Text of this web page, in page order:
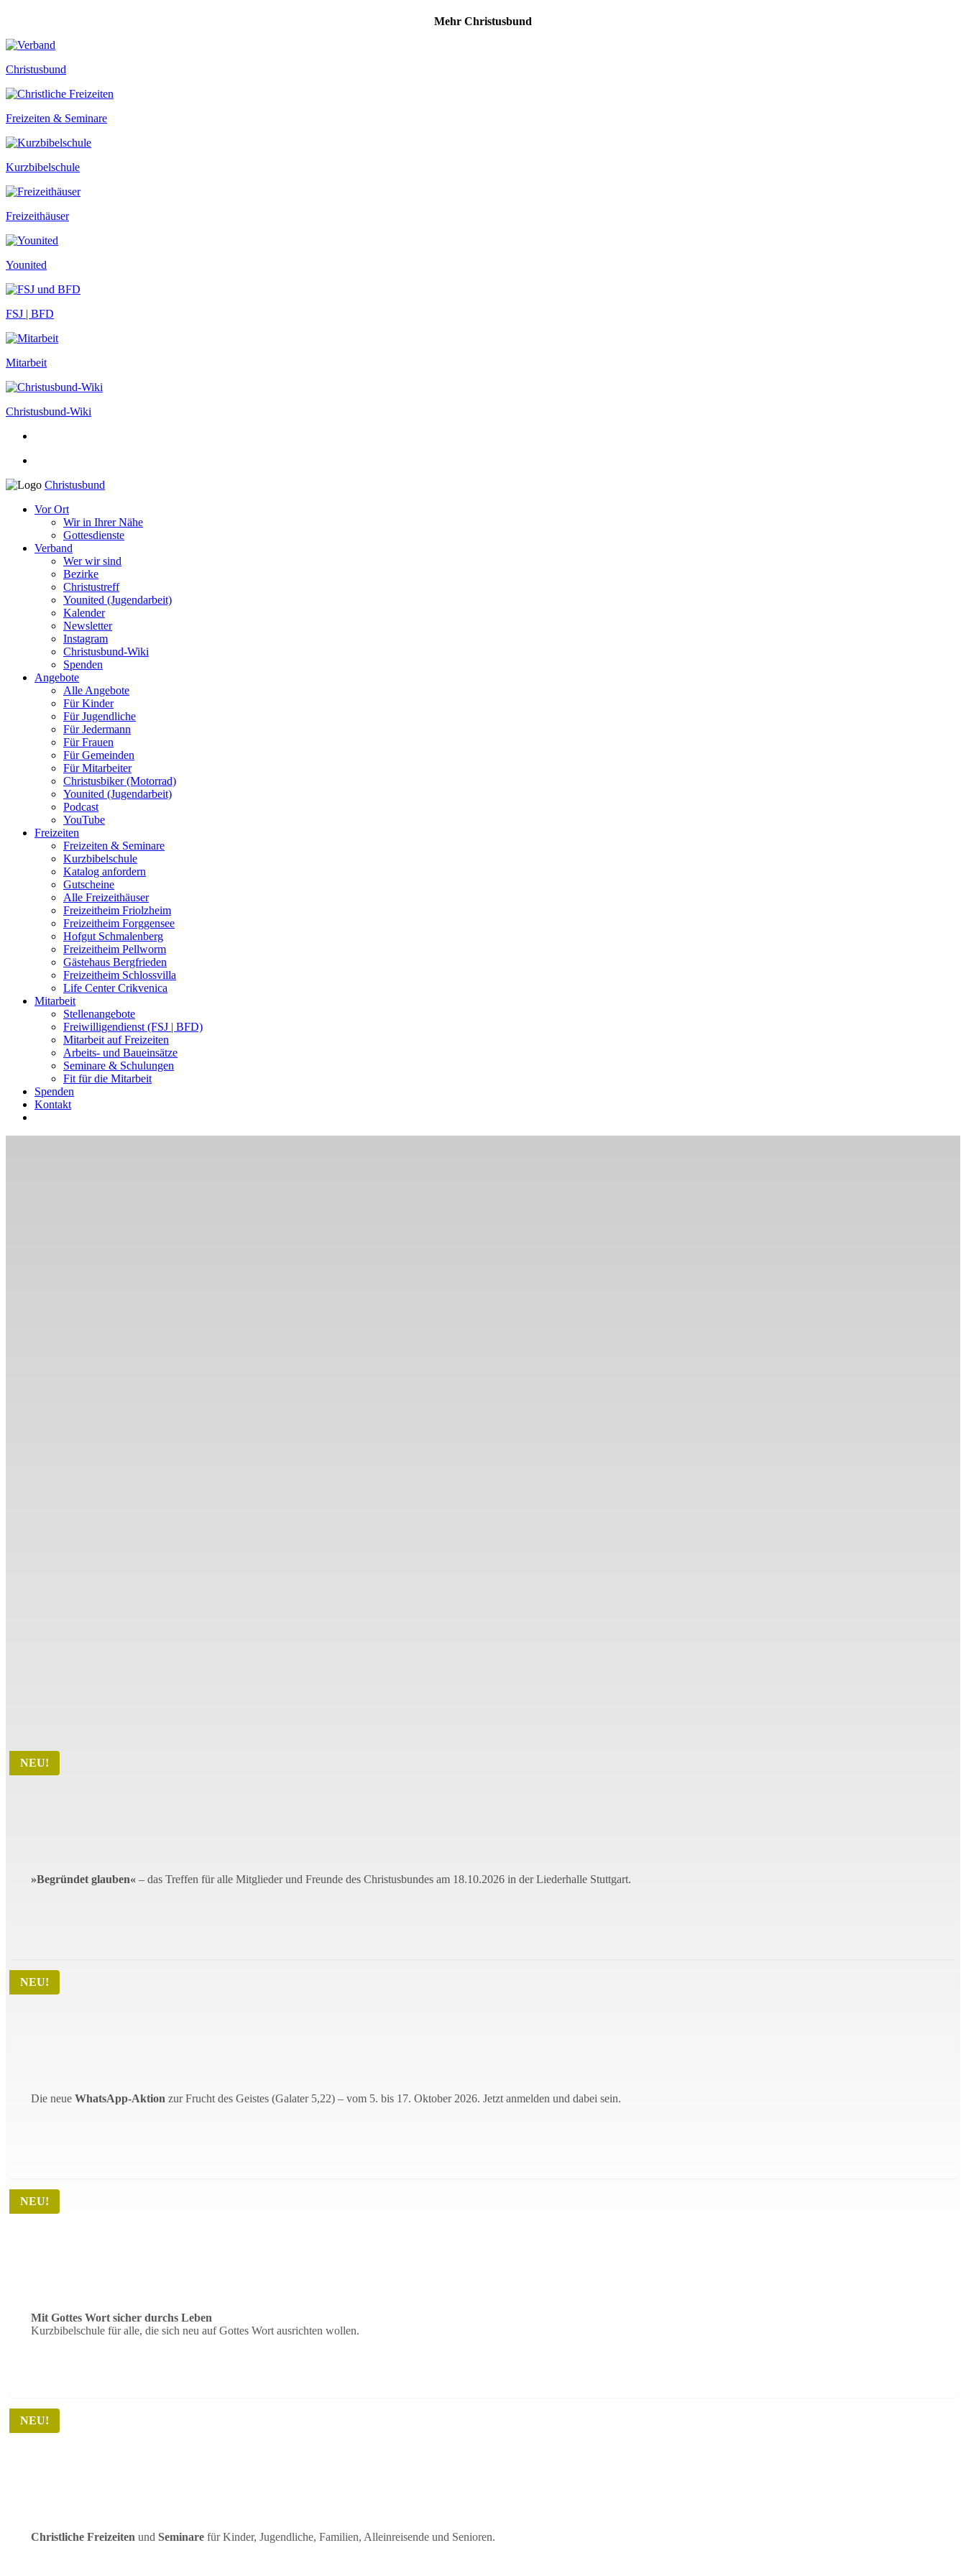
Mehr Christusbund
Christusbund
Freizeiten & Seminare
Kurzbibelschule
Freizeithäuser
Younited
FSJ | BFD
Mitarbeit
Christusbund-Wiki
Christusbund
Vor Ort
Wir in Ihrer Nähe
Gottesdienste
Verband
Wer wir sind
Bezirke
Christustreff
Younited (Jugendarbeit)
Kalender
Newsletter
Instagram
Christusbund-Wiki
Spenden
Angebote
Alle Angebote
Für Kinder
Für Jugendliche
Für Jedermann
Für Frauen
Für Gemeinden
Für Mitarbeiter
Christusbiker (Motorrad)
Younited (Jugendarbeit)
Podcast
YouTube
Freizeiten
Freizeiten & Seminare
Kurzbibelschule
Katalog anfordern
Gutscheine
Alle Freizeithäuser
Freizeitheim Friolzheim
Freizeitheim Forggensee
Hofgut Schmalenberg
Freizeitheim Pellworm
Gästehaus Bergfrieden
Freizeitheim Schlossvilla
Life Center Crikvenica
Mitarbeit
Stellenangebote
Freiwilligendienst (FSJ | BFD)
Mitarbeit auf Freizeiten
Arbeits- und Baueinsätze
Seminare & Schulungen
Fit für die Mitarbeit
Spenden
Kontakt
NEU!
Christustreff 2026
»Begründet glauben« – das Treffen für alle Mitglieder und Freunde des Christusbundes am 18.10.2026 in der Liederhalle Stuttgart.
NEU!
Back to the Fruit
Die neue WhatsApp-Aktion zur Frucht des Geistes (Galater 5,22) – vom 5. bis 17. Oktober 2026. Jetzt anmelden und dabei sein.
NEU!
Kurzbibelschule
Mit Gottes Wort sicher durchs Leben
Kurzbibelschule für alle, die sich neu auf Gottes Wort ausrichten wollen.
NEU!
Leuchtfeuer Freizeiten
Christliche Freizeiten und Seminare für Kinder, Jugendliche, Familien, Alleinreisende und Senioren.